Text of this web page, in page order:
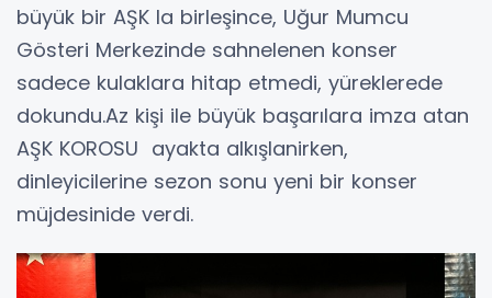
büyük bir AŞK la birleşince, Uğur Mumcu
Gösteri Merkezinde sahnelenen konser
sadece kulaklara hitap etmedi, yüreklerede
dokundu.Az kişi ile büyük başarılara imza atan
AŞK KOROSU ayakta alkışlanirken,
dinleyicilerine sezon sonu yeni bir konser
müjdesinide verdi.